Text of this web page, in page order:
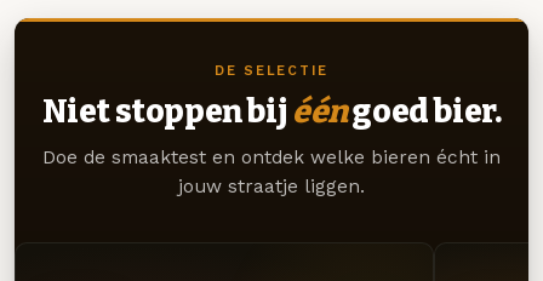
DE SELECTIE
Niet stoppen bij ééngoed bier.
Doe de smaaktest en ontdek welke bieren écht in
jouw straatje liggen.